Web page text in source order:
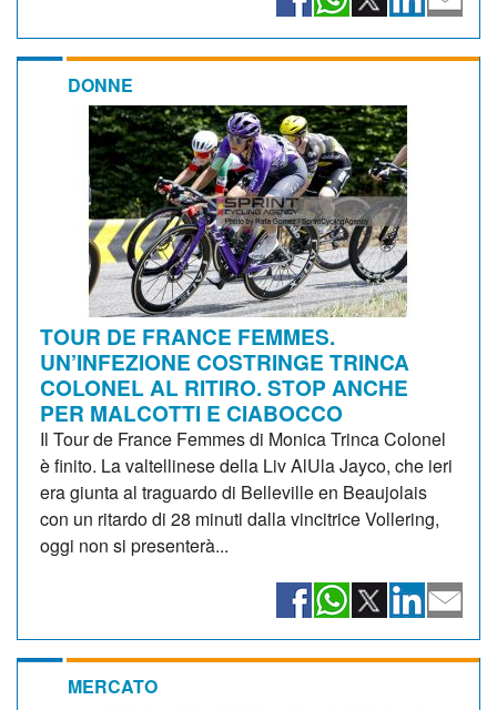
DONNE
TOUR DE FRANCE FEMMES.
UN’INFEZIONE COSTRINGE TRINCA
COLONEL AL RITIRO. STOP ANCHE
PER MALCOTTI E CIABOCCO
Il Tour de France Femmes di Monica Trinca Colonel
è finito. La valtellinese della Liv AlUla Jayco, che ieri
era giunta al traguardo di Belleville en Beaujolais
con un ritardo di 28 minuti dalla vincitrice Vollering,
oggi non si presenterà...
MERCATO